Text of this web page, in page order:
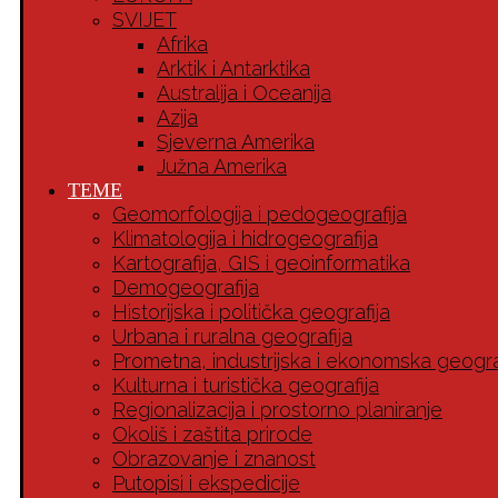
SVIJET
Afrika
Arktik i Antarktika
Australija i Oceanija
Azija
Sjeverna Amerika
Južna Amerika
TEME
Geomorfologija i pedogeografija
Klimatologija i hidrogeografija
Kartografija, GIS i geoinformatika
Demogeografija
Historijska i politička geografija
Urbana i ruralna geografija
Prometna, industrijska i ekonomska
Kulturna i turistička geografija
Regionalizacija i prostorno planiranje
Okoliš i zaštita prirode
Obrazovanje i znanost
Putopisi i ekspedicije